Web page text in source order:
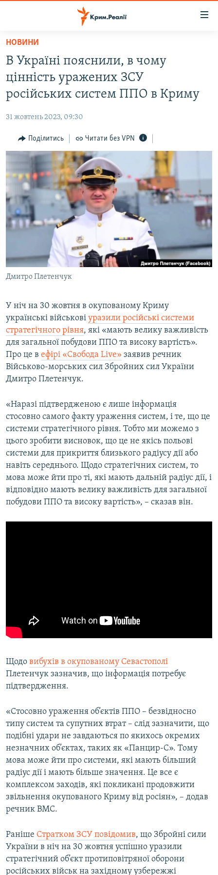
Перейти
основного
матеріалу
Перейти
до
основної
Перейти
до
ВОДА.КРИМ
ВІДЕО ТА ФОТО
БЛОГИ
ПОГЛЯД
ІНТЕРВ'Ю
ВСЕ ЗА ДЕНЬ
СПЕЦПРОЕКТИ
ДЕПОРТАЦІЯ
ВІДЕОУРОКИ «ELIFBE»
СВІДЧЕННЯ ОКУПАЦІЇ
УКРАЇНСЬКА ПРОБЛЕМА КРИМУ
ІНФОГРАФІКА
ЯК ОБІЙТИ БЛОКУВАННЯ
Qırımtatar
ДОЛУЧАЙСЯ!
Усі сайти RFE/RL
НОВИНИ
В Україні пояснили, в чому
цінність уражених ЗСУ
російських систем ППО в Криму
31 жовтень 2023, 09:30
Поділитись Читати без VPN
Дмитро Плетенчук
У ніч на 30 жовтня в окупованому Криму
українські військові уразили російські системи
стратегічного рівня, які «мають велику важливість
для загальної побудови ППО та високу вартість».
Про це в ефірі «Свобода Live» заявив речник
Військово-морських сил Збройних сил України
Дмитро Плетенчук.
«Наразі підтвердженою є лише інформація
стосовно самого факту ураження систем, і те, що це
системи стратегічного рівня. Тобто ми можемо з
цього зробити висновок, що це не якісь польові
системи для прикриття близького радіусу дії або
навіть середнього. Щодо стратегічних систем, то
мова може йти про ті, які мають дальній радіус дії, і
відповідно мають велику важливість для загальної
побудови ППО та високу вартість», – сказав він.
Щодо вибухів в окупованому Севастополі
Плетенчук зазначив, що інформація потребує
підтвердження.
«Стосовно ураження об’єктів ППО – безвідносно
типу систем та супутних втрат – слід зазначити, що
подібні удари не завдаються по якихось окремих
незначних об’єктах, таких як «Панцир-С». Тому
мова може йти про системи, які мають більший
радіус дії і мають більше значення. Це все є
комплексом заходів, які покликані продовжити
звільнення окупованого Криму від росіян», – додав
речник ВМС.
Раніше Стратком ЗСУ повідомив, що Збройні сили
України в ніч на 30 жовтня успішно уразили
стратегічний об’єкт протиповітряної оборони
російських військ на західному узбережжі